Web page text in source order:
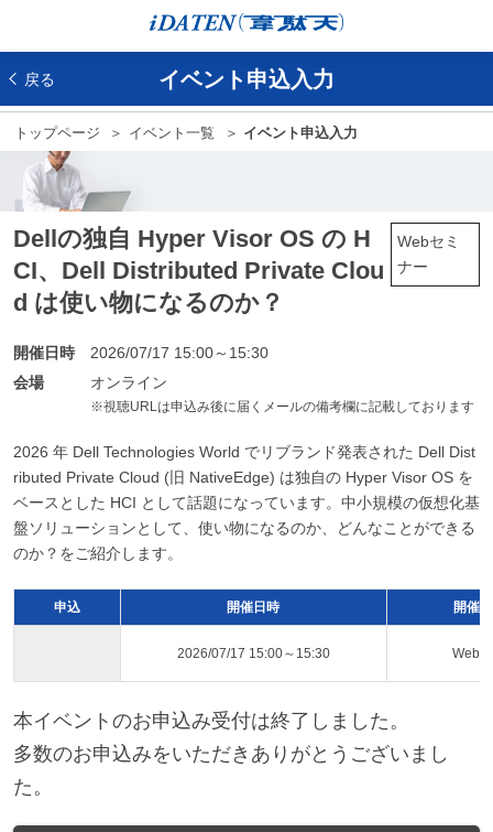
戻る イベント申込入力
トップページ イベント一覧 イベント申込入力
Webセミ
ナー
Dellの独自 Hyper Visor OS の H
CI、Dell Distributed Private Clou
d は使い物になるのか？
開催日時
2026/07/17 15:00～15:30
会場
オンライン
※視聴URLは申込み後に届くメールの備考欄に記載しております
2026 年 Dell Technologies World でリブランド発表された Dell Dist
ributed Private Cloud (旧 NativeEdge) は独自の Hyper Visor OS を
ベースとした HCI として話題になっています。中小規模の仮想化基
盤ソリューションとして、使い物になるのか、どんなことができる
のか？をご紹介します。
申込 開催日時 開催
2026/07/17 15:00～15:30 Web
本イベントのお申込み受付は終了しました。
多数のお申込みをいただきありがとうございまし
た。